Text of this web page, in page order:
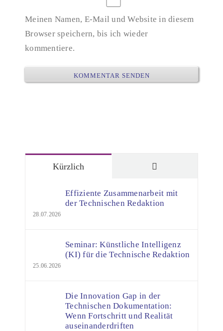
Meinen Namen, E-Mail und Website in diesem
Browser speichern, bis ich wieder
kommentiere.
Kürzlich
Effiziente Zusammenarbeit mit
der Technischen Redaktion
28.07.2026
Seminar: Künstliche Intelligenz
(KI) für die Technische Redaktion
25.06.2026
Die Innovation Gap in der
Technischen Dokumentation:
Wenn Fortschritt und Realität
auseinanderdriften